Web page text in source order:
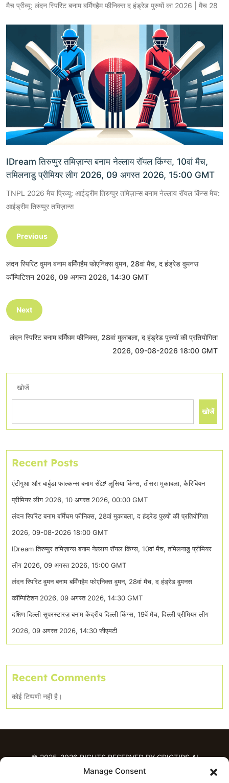
Manage Consent
मैच प्रीव्यू: लंदन स्पिरिट बनाम बर्मिंगहैम फीनिक्स द हंड्रेड पुरुषों का 2026 | मैच 28
IDream तिरुप्पुर तमिज़ान्स बनाम नेल्लाय रॉयल किंग्स, 10वां मैच,
तमिलनाडु प्रीमियर लीग 2026, 09 अगस्त 2026, 15:00 GMT
TNPL 2026 मैच प्रिव्यू: आईड्रीम तिरुप्पुर तमिज़ान्स बनाम नेल्लाय रॉयल किंग्स मैच:
आईड्रीम तिरुप्पुर तमिज़ान्स
Previous
लंदन स्पिरिट वुमन बनाम बर्मिंगहैम फोएनिक्स वुमन, 28वां मैच, द हंड्रेड वुमनस
कॉम्पिटिशन 2026, 09 अगस्त 2026, 14:30 GMT
Next
लंदन स्पिरिट बनाम बर्मिंघम फीनिक्स, 28वां मुकाबला, द हंड्रेड पुरुषों की प्रतियोगिता
2026, 09-08-2026 18:00 GMT
खोजें
खोजें
Recent Posts
एंटीगुआ और बार्बुडा फाल्कन्स बनाम सेंಟ್ लूसिया किंग्स, तीसरा मुकाबला, कैरिबियन
प्रीमियर लीग 2026, 10 अगस्त 2026, 00:00 GMT
लंदन स्पिरिट बनाम बर्मिंघम फीनिक्स, 28वां मुकाबला, द हंड्रेड पुरुषों की प्रतियोगिता
2026, 09-08-2026 18:00 GMT
IDream तिरुप्पुर तमिज़ान्स बनाम नेल्लाय रॉयल किंग्स, 10वां मैच, तमिलनाडु प्रीमियर
लीग 2026, 09 अगस्त 2026, 15:00 GMT
लंदन स्पिरिट वुमन बनाम बर्मिंगहैम फोएनिक्स वुमन, 28वां मैच, द हंड्रेड वुमनस
कॉम्पिटिशन 2026, 09 अगस्त 2026, 14:30 GMT
दक्षिण दिल्ली सुपरस्टारज़ बनाम केंद्रीय दिल्ली किंग्स, 19वें मैच, दिल्ली प्रीमियर लीग
2026, 09 अगस्त 2026, 14:30 जीएमटी
Recent Comments
कोई टिप्पणी नही है।
© 2025-2026 RIGHTS RESERVED BY CRICTIPS.AI